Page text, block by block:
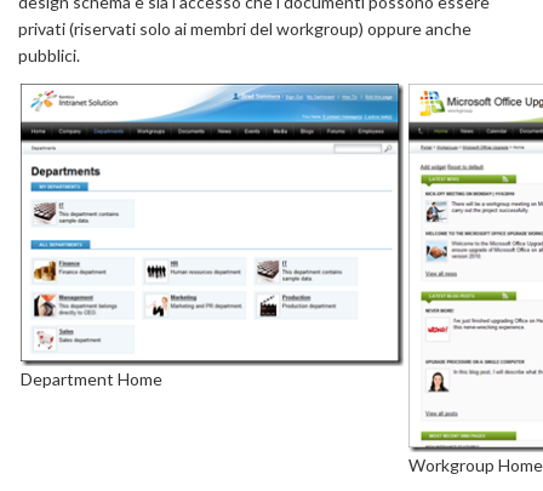
privati (riservati solo ai membri del workgroup) oppure anche
pubblici.
Department Home
Workgroup Home